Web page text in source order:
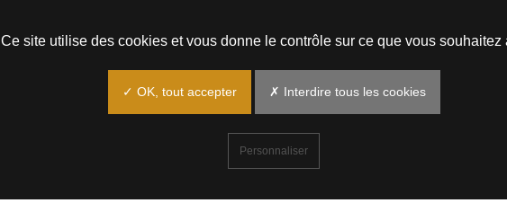
Ce site utilise des cookies et vous donne le contrôle sur ce que vous souhaitez
✓ OK, tout accepter ✗ Interdire tous les cookies
Personnaliser